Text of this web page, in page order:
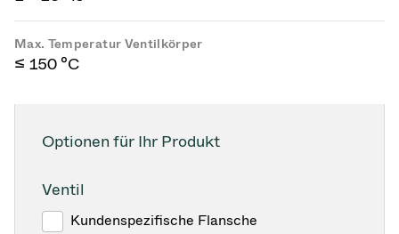
Max. Temperatur Ventilkörper
≤ 150 °C
Optionen für Ihr Produkt
Ventil
Kundenspezifische Flansche